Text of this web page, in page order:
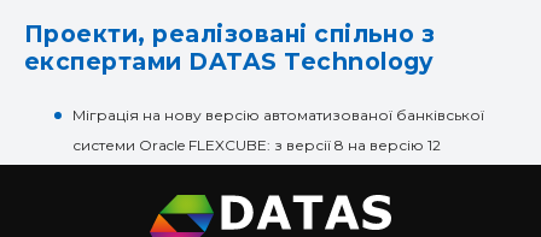
Проекти, реалізовані спільно з
експертами DATAS Technology
Міграція на нову версію автоматизованої банківської
системи Oracle FLEXCUBE: з версії 8 на версію 12